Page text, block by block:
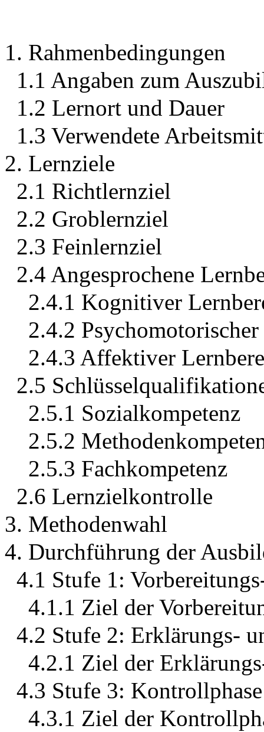
1. Rahmenbedingungen
1.1 Angaben zum
1.2 Lernort und Dauer
1.3 Verwendete
2. Lernziele
2.1 Richtlernziel
2.2 Groblernziel
2.3 Feinlernziel
2.4 Angesprochene
2.4.1 Kognitiver
2.4.2
2.4.3 Affektiver
2.5
2.5.1 Sozialkompetenz
2.5.2
2.5.3 Fachkompetenz
2.6 Lernzielkontrolle
3. Methodenwahl
4. Durchführung der
4.1 Stufe 1:
4.1.1 Ziel der
4.2 Stufe 2: Erklärungs-
4.2.1 Ziel der
4.3 Stufe 3: Kontrollphase
4.3.1 Ziel der